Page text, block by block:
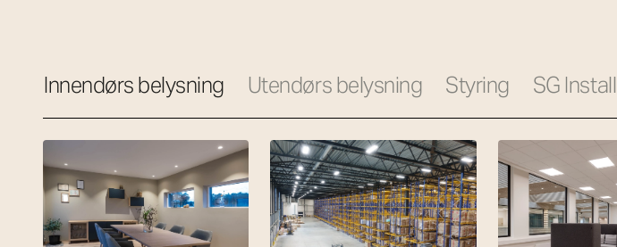
Kategorier
Innendørs belysning Utendørs belysning Styring SG Install